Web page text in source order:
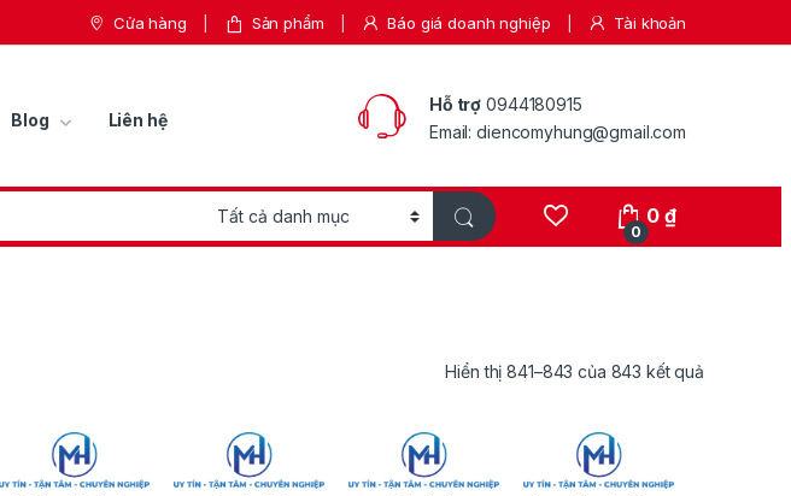
Cửa hàng Sản phẩm Báo giá doanh nghiệp Tài khoản
Blog Liên hệ
Hỗ trợ 0944180915
Email: diencomyhung@gmail.com
0
0₫
Hiển thị 841–843 của 843 kết quả